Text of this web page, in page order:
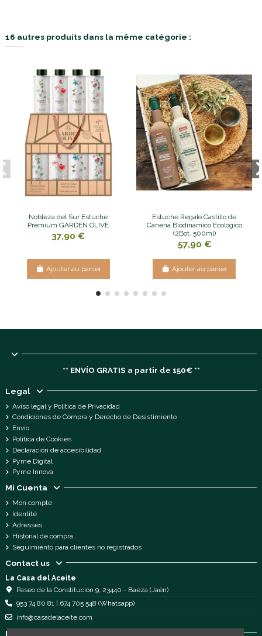
16 autres produits dans la même catégorie :
Nobleza del Sur Estuche
Premium GARDEN OLIVE
37,90 €
Ajouter au panier
Estuche Regalo Castillo de
Canena Biodinámico Ecológico
(2Bot. 500ml)
57,90 €
Ajouter au panier
** ENVÍO GRATIS a partir de 150€ **
Legal
Aviso legal y Política de Privacidad
Condiciones de Compra y Derecho de Desistimiento
Envío
Política de Cookies
Declaración de accesibilidad
Pyme Digital
Pyme Innova
Mi Cuenta
Mon compte
Identité
Adresses
Historial de compra
Seguimiento para clientes no registrados
Contact us
La Casa del Aceite
Paseo de la Constitución 9, 23440 - Baeza (Jaén)
953 74 80 81 | 674 705 548 (Whatsapp)
info@casadelaceite.com
Follow us